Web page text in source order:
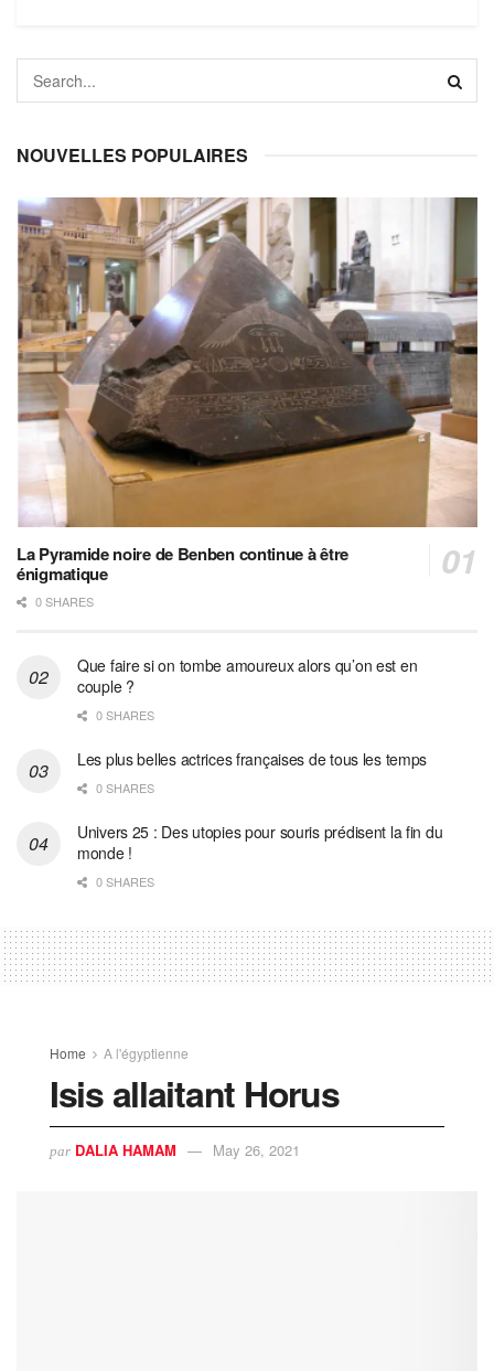
NOUVELLES POPULAIRES
La Pyramide noire de Benben continue à être
énigmatique
0 SHARES
Que faire si on tombe amoureux alors qu’on est en
couple ?
0 SHARES
Les plus belles actrices françaises de tous les temps
0 SHARES
Univers 25 : Des utopies pour souris prédisent la fin du
monde !
0 SHARES
Home A l'égyptienne
Isis allaitant Horus
par DALIA HAMAM May 26, 2021